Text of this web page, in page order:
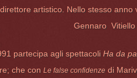
artistico. Nello stesso anno
Gennaro Vitiello
partecipa agli spettacoli Ha da
che con Le false confidenzedi